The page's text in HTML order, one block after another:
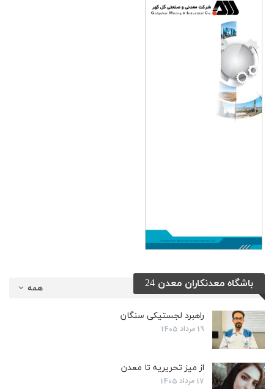
همه باشگاه معدنکاران معدن 24
راهبرد لجستیکی سنگان
19 مرداد 1405
از میز تحریریه تا معدن
17 مرداد 1405